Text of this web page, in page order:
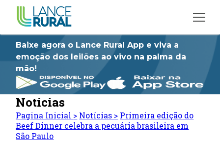
Baixe agora o Lance Rural App e viva a
emoção dos leilões ao vivo na palma da
mão!
Notícias
Pagina Inicial > Notícias > Primeira edição do
Beef Dinner celebra a pecuária brasileira em
São Paulo